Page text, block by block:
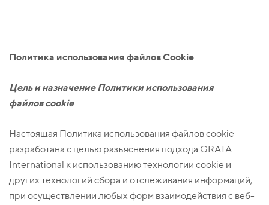
Политика использования файловCookie
Цель и назначение Политики использования
файловcookie
Настоящая Политика использования файлов cookie
разработана с целью разъяснения подхода GRATA
International к использованию технологии cookie и
других технологий сбора и отслеживания информаций,
при осуществлении любых форм взаимодействия с веб-